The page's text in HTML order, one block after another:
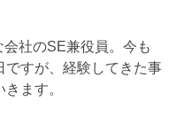
会社のSE兼役員。今も
ですが、経験してきた事
ます。